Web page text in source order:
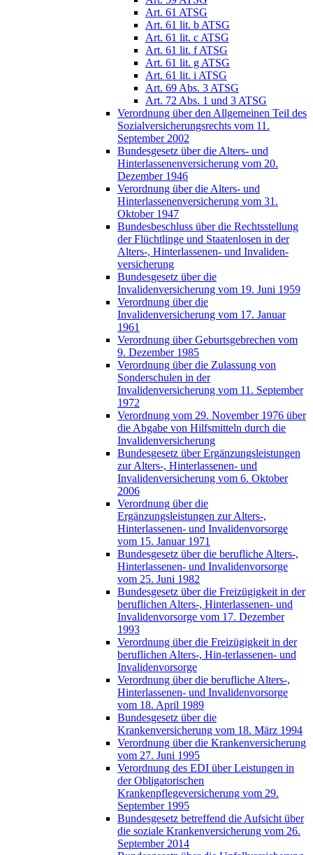
Art. 61 ATSG
Art. 61 lit. b ATSG
Art. 61 lit. c ATSG
Art. 61 lit. f ATSG
Art. 61 lit. g ATSG
Art. 61 lit. i ATSG
Art. 69 Abs. 3 ATSG
Art. 72 Abs. 1 und 3 ATSG
Verordnung über den Allgemeinen Teil des
Sozialversicherungsrechts vom 11.
September 2002
Bundesgesetz über die Alters- und
Hinterlassenenversicherung vom 20.
Dezember 1946
Verordnung über die Alters- und
Hinterlassenenversicherung vom 31.
Oktober 1947
Bundesbeschluss über die Rechtsstellung
der Flüchtlinge und Staatenlosen in der
Alters-, Hinterlassenen- und Invaliden-
versicherung
Bundesgesetz über die
Invalidenversicherung vom 19. Juni 1959
Verordnung über die
Invalidenversicherung vom 17. Januar
1961
Verordnung über Geburtsgebrechen vom
9. Dezember 1985
Verordnung über die Zulassung von
Sonderschulen in der
Invalidenversicherung vom 11. September
1972
Verordnung vom 29. November 1976 über
die Abgabe von Hilfsmitteln durch die
Invalidenversicherung
Bundesgesetz über Ergänzungsleistungen
zur Alters-, Hinterlassenen- und
Invalidenversicherung vom 6. Oktober
2006
Verordnung über die
Ergänzungsleistungen zur Alters-,
Hinterlassenen- und Invalidenvorsorge
vom 15. Januar 1971
Bundesgesetz über die berufliche Alters-,
Hinterlassenen- und Invalidenvorsorge
vom 25. Juni 1982
Bundesgesetz über die Freizügigkeit in der
beruflichen Alters-, Hinterlassenen- und
Invalidenvorsorge vom 17. Dezember
1993
Verordnung über die Freizügigkeit in der
beruflichen Alters-, Hin-terlassenen- und
Invalidenvorsorge
Verordnung über die berufliche Alters-,
Hinterlassenen- und Invalidenvorsorge
vom 18. April 1989
Bundesgesetz über die
Krankenversicherung vom 18. März 1994
Verordnung über die Krankenversicherung
vom 27. Juni 1995
Verordnung des EDI über Leistungen in
der Obligatorischen
Krankenpflegeversicherung vom 29.
September 1995
Bundesgesetz betreffend die Aufsicht über
die soziale Krankenversicherung vom 26.
September 2014